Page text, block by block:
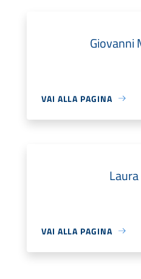
Giovanni
VAI ALLA PAGINA
VAI ALLA PAGINA